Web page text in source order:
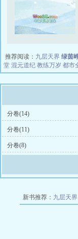
推荐阅读： 九层天界 绿茵
堂 混元道纪 教练万岁 都市
分卷(14)
分卷(11)
分卷(8)
新书推荐： 九层天界